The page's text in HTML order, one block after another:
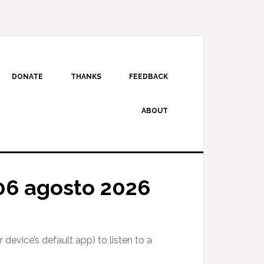
DONATE THANKS FEEDBACK
ABOUT
agosto 2026
device’s default app) to listen to a